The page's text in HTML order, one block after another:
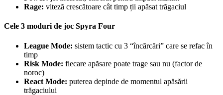
Rage: viteză crescătoare cât timp ții apăsat trăgaciul
Cele 3 moduri de joc Spyra Four
League Mode: sistem tactic cu 3 “încărcări” care se refac în
timp
Risk Mode: fiecare apăsare poate trage sau nu (factor de
noroc)
React Mode: puterea depinde de momentul apăsării
trăgaciului